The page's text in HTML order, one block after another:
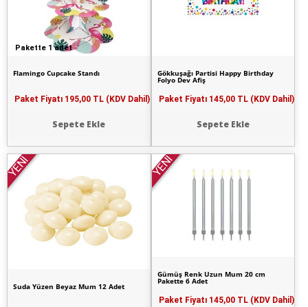
Pakette 1 adet
Flamingo Cupcake Standı
Paket Fiyatı 195,00 TL (KDV Dahil)
Sepete Ekle
Gökkuşağı Partisi Happy Birthday
Folyo Dev Afiş
Paket Fiyatı 145,00 TL (KDV Dahil)
Sepete Ekle
YENİ
Suda Yüzen Beyaz Mum 12 Adet
YENİ
Gümüş Renk Uzun Mum 20 cm
Pakette 6 Adet
Paket Fiyatı 145,00 TL (KDV Dahil)